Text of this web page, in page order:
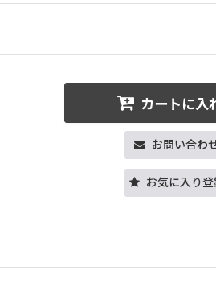
カートに入
お問い合わ
お気に入り登